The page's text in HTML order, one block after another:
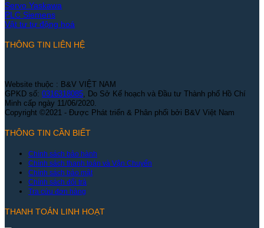
Servo Yaskawa
PLC Siemens
Vật tư tự động hoá
THÔNG TIN LIÊN HỆ
Website thuộc : B&V VIỆT NAM
GPKD số: 0316318085 , Do Sở Kế hoạch và Đầu tư Thành phố Hồ Chí
Minh cấp ngày 11/06/2020.
Copyright ©2021 - Được Phát triển & Phân phối bởi B&V Việt Nam
THÔNG TIN CẦN BIẾT
Chính sách bảo hành
Chính sách thanh toán và Vận Chuyển
Chính sách bảo mật
Chính sách đổi trả
Tra cứu đơn hàng
THANH TOÁN LINH HOẠT